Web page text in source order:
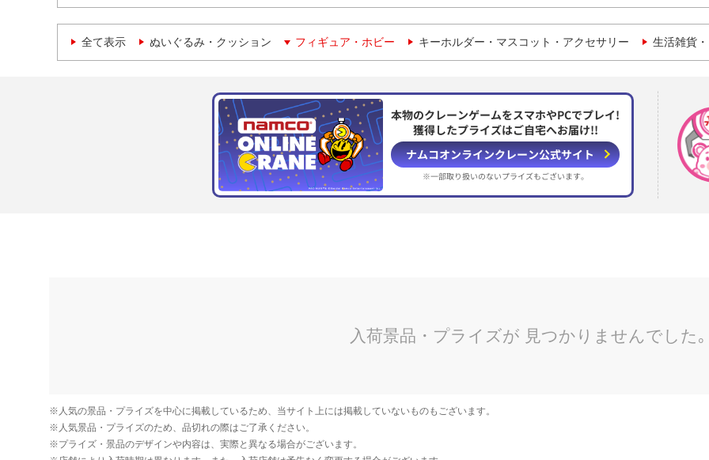
全て表示 ぬいぐるみ・クッション フィギュア・ホビー キーホルダー・マスコット・アクセサリー 生活雑貨
本物のクレーンゲームをスマホやPCでプレイ!
獲得したプライズはご自宅へお届け!!
ナムコオンラインクレーン公式サイト
※一部取り扱いのないプライズもございます。